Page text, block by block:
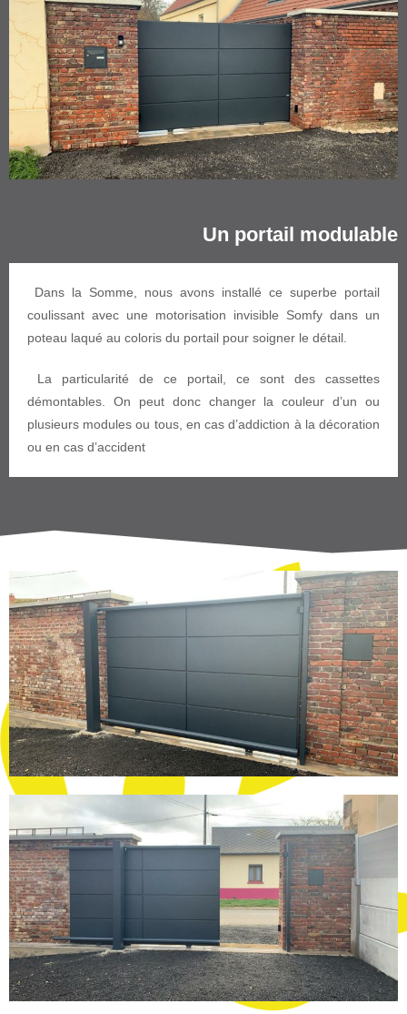
Un portail modulable
Dans la Somme, nous avons installé ce superbe portail
coulissant avec une motorisation invisible Somfy dans un
poteau laqué au coloris du portail pour soigner le détail.
La particularité de ce portail, ce sont des cassettes
démontables. On peut donc changer la couleur d’un ou
plusieurs modules ou tous, en cas d’addiction à la décoration
ou en cas d’accident